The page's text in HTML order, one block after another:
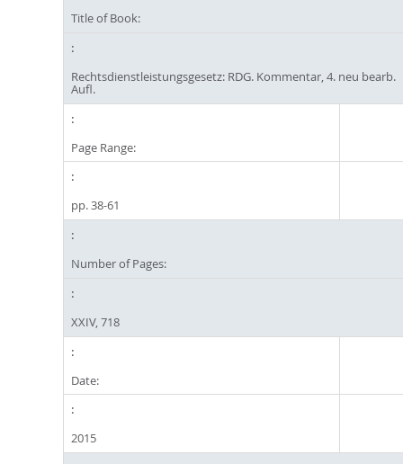
Title of Book:
Rechtsdienstleistungsgesetz: RDG. Kommentar, 4. neu bearb.
Aufl.
Page Range:
pp. 38-61
Number of Pages:
XXIV, 718
Date:
2015